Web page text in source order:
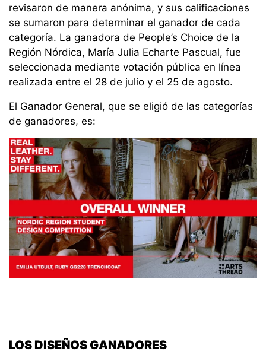
revisaron de manera anónima, y sus calificaciones
se sumaron para determinar el ganador de cada
categoría. La ganadora de People’s Choice de la
Región Nórdica, María Julia Echarte Pascual, fue
seleccionada mediante votación pública en línea
realizada entre el 28 de julio y el 25 de agosto.
El Ganador General, que se eligió de las categorías
de ganadores, es:
LOS DISEÑOS GANADORES